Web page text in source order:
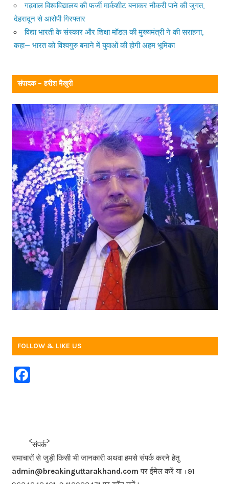
गढ़वाल विश्वविद्यालय की फर्जी मार्कशीट बनाकर नौकरी पाने की जुगत,
देहरादून से आरोपी गिरफ्तार
विद्या भारती के संस्कार और शिक्षा मॉडल की मुख्यमंत्री ने की सराहना,
कहा— भारत को विश्वगुरु बनाने में युवाओं की होगी अहम भूमिका
संपादक – हरीश मैखुरी
FOLLOW & LIKE US
F
b
o
o
संपर्क
समाचारों से जुड़ी किसी भी जानकारी अथवा हमसे संपर्क करने हेतु
admin@breakinguttarakhand.com पर ईमेल करें या +91